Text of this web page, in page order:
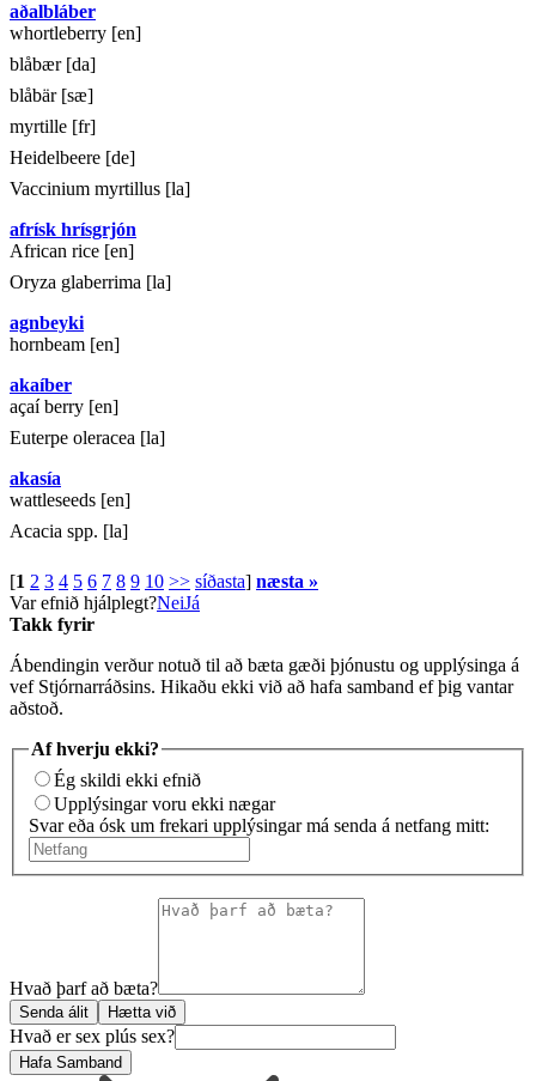
aðalbláber
whortleberry [en]
blåbær [da]
blåbär [sæ]
myrtille [fr]
Heidelbeere [de]
Vaccinium myrtillus [la]
afrísk hrísgrjón
African rice [en]
Oryza glaberrima [la]
agnbeyki
hornbeam [en]
akaíber
açaí berry [en]
Euterpe oleracea [la]
akasía
wattleseeds [en]
Acacia spp. [la]
[1 2 3 4 5 6 7 8 9 10 >> síðasta] næsta »
Var efnið hjálplegt?NeiJá
Takk fyrir
Ábendingin verður notuð til að bæta gæði þjónustu og upplýsinga á
vef Stjórnarráðsins. Hikaðu ekki við að hafa samband ef þig vantar
aðstoð.
Af hverju ekki?
Ég skildi ekki efnið
Upplýsingar voru ekki nægar
Svar eða ósk um frekari upplýsingar má senda á netfang mitt:
Hvað þarf að bæta?
Senda álit Hætta við
Hvað er sex plús sex?
Hafa Samband